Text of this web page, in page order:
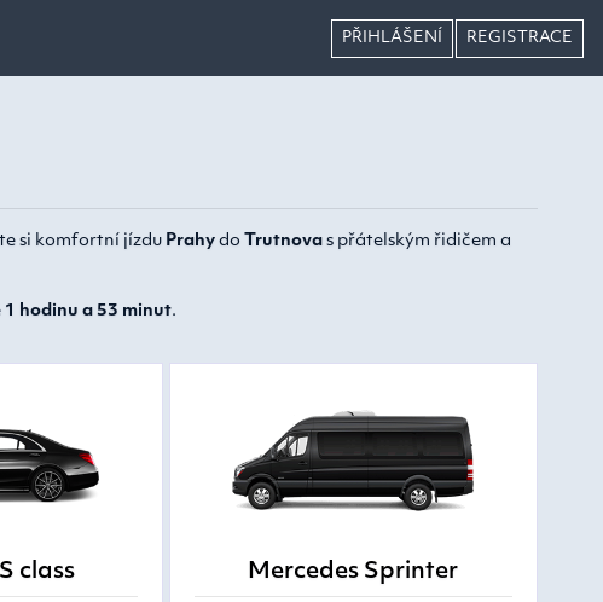
PŘIHLÁŠENÍ REGISTRACE
si komfortní jízdu Prahydo Trutnovas přátelským řidičem a
1 hodinu a 53 minut.
class Mercedes Sprinter